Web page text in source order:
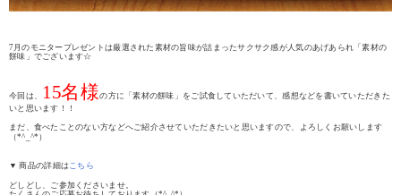
7月のモニタープレゼントは厳選された素材の旨味が詰まったサクサク感が人気のあげあられ「素材の
餅味」でございます☆
今回は、 15名様の方に「素材の餅味」をご試食していただいて、感想などを書いていただきた
いと思います！！
まだ、食べたことのない方などへご紹介させていただきたいと思いますので、よろしくお願いします
（*^_^*）
▼ 商品の詳細は こちら
どしどし、ご参加くださいませ。